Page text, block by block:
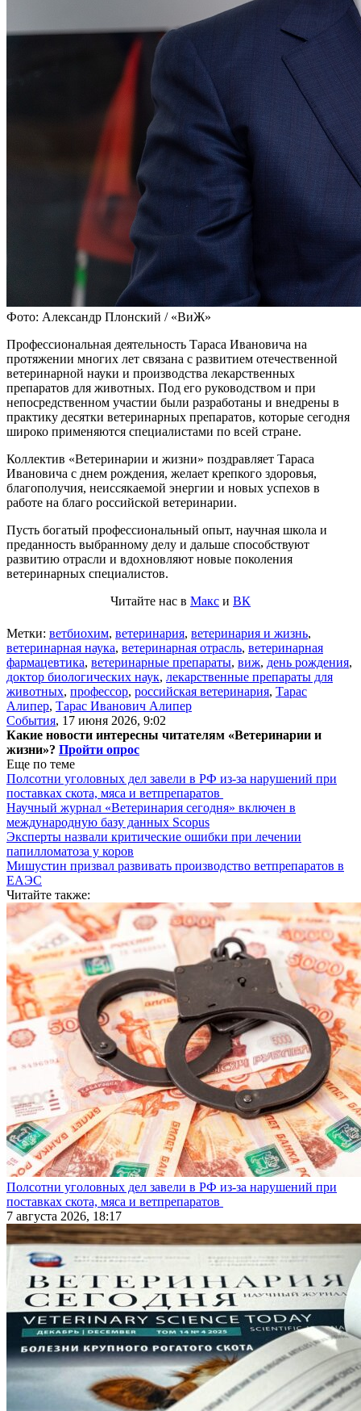
Фото: Александр Плонский / «ВиЖ»
Профессиональная деятельность Тараса Ивановича на
протяжении многих лет связана с развитием отечественной
ветеринарной науки и производства лекарственных
препаратов для животных. Под его руководством и при
непосредственном участии были разработаны и внедрены в
практику десятки ветеринарных препаратов, которые сегодня
широко применяются специалистами по всей стране.
Коллектив «Ветеринарии и жизни» поздравляет Тараса
Ивановича с днем рождения, желает крепкого здоровья,
благополучия, неиссякаемой энергии и новых успехов в
работе на благо российской ветеринарии.
Пусть богатый профессиональный опыт, научная школа и
преданность выбранному делу и дальше способствуют
развитию отрасли и вдохновляют новые поколения
ветеринарных специалистов.
Читайте нас в Макс и ВК
Метки: ветбиохим, ветеринария, ветеринария и жизнь,
ветеринарная наука, ветеринарная отрасль, ветеринарная
фармацевтика, ветеринарные препараты, виж, день рождения,
доктор биологических наук, лекарственные препараты для
животных, профессор, российская ветеринария, Тарас
Алипер, Тарас Иванович Алипер
События, 17 июня 2026, 9:02
Какие новости интересны читателям «Ветеринарии и
жизни»? Пройти опрос
Еще по теме
Полсотни уголовных дел завели в РФ из-за нарушений при
поставках скота, мяса и ветпрепаратов
Научный журнал «Ветеринария сегодня» включен в
международную базу данных Scopus
Эксперты назвали критические ошибки при лечении
папилломатоза у коров
Мишустин призвал развивать производство ветпрепаратов в
ЕАЭС
Читайте также:
Полсотни уголовных дел завели в РФ из-за нарушений при
поставках скота, мяса и ветпрепаратов
7 августа 2026, 18:17